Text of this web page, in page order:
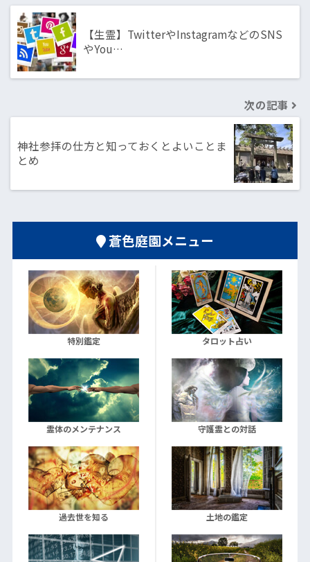
【生霊】TwitterやInstagramなどのSNS
やYou…
次の記事
神社参拝の仕方と知っておくとよいことま
とめ
蒼色庭園メニュー
特別鑑定 タロット占い
霊体のメンテナンス 守護霊との対話
過去世を知る 土地の鑑定